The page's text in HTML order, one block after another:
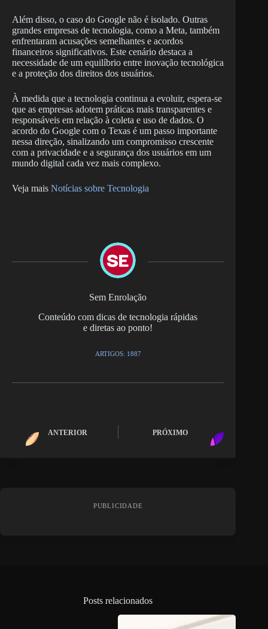
Além disso, o caso do Google não é isolado. Outras
grandes empresas de tecnologia, como a Meta, também
enfrentaram acusações semelhantes e acordos
financeiros significativos. Este cenário destaca a
necessidade de um equilíbrio entre inovação tecnológica
e a proteção dos direitos dos usuários.
À medida que a tecnologia continua a evoluir, espera-se
que as empresas adotem práticas mais transparentes e
responsáveis em relação à coleta e uso de dados. O
acordo do Google com o Texas é um passo importante
nessa direção, sinalizando um compromisso crescente
com a privacidade e a segurança dos usuários em um
mundo digital cada vez mais complexo.
Veja mais Notícias sobre Tecnologia
Sem Enrolação
Conteúdo com dicas de tecnologia rápidas
e diretas ao ponto!
ARTIGOS: 1887
ANTERIOR PRÓXIMO
PUBLICIDADE
Posts relacionados